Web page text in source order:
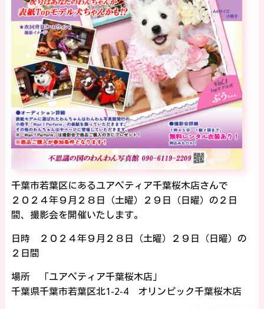
千葉市若葉区にあるユアペティア千葉桜木店さんで
２０２４年９月２８日（土曜）２９日（日曜）の２日
間、撮影会を開催いたします。
日時 ２０２４年９月２８日（土曜）２９日（日曜）の
２日間
場所 「ユアペティア千葉桜木店」
千葉県千葉市若葉区北1-2-4 オリンピック千葉桜木店